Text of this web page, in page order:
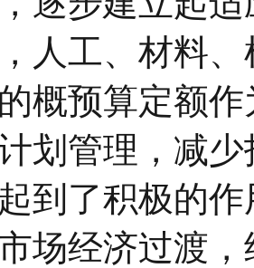
人工、材料
概预算定额
划管理，减
到了积极的
场经济过渡